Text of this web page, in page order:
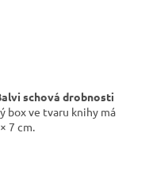
schová drobnosti
box ve tvaru knihy má
7 cm.